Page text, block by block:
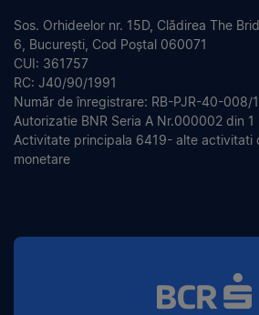
Sos. Orhideelor nr. 15D, Clădirea The
6, București, Cod Poștal 060071
CUI: 361757
RC: J40/90/1991
Număr de înregistrare: RB-PJR-40-008/
Autorizatie BNR Seria A Nr.000002 din 1
Activitate principala 6419- alte activitati
monetare